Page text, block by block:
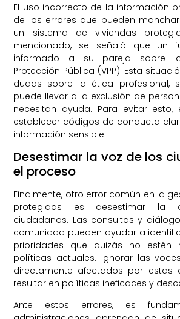
El uso incorrecto de la información
de los errores que pueden
un sistema de viviendas
mencionado, se señaló que un
informado a su pareja sobre
Protección Pública (VPP). Esta
dudas sobre la ética profesional,
puede llevar a la exclusión de
necesitan ayuda. Para evitar esto,
establecer códigos de conducta
información sensible.
Desestimar la voz de los
el proceso
Finalmente, otro error común en la
protegidas es desestimar la
ciudadanos. Las consultas y
comunidad pueden ayudar a
prioridades que quizás no estén
políticas actuales. Ignorar las
directamente afectados por estas
resultar en políticas ineficaces y
Ante estos errores, es